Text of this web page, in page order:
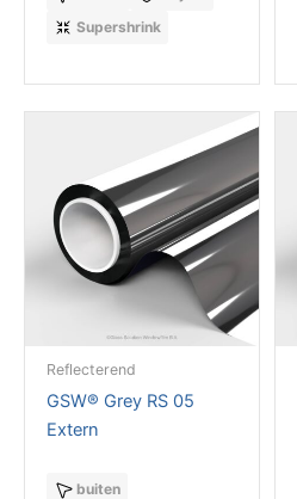
Supershrink
Reflecterend
GSW® Grey RS 05
Extern
buiten